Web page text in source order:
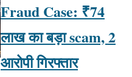
Fraud Case: ₹74
लाख का बड़ा scam, 2
आरोपी गिरफ्तार